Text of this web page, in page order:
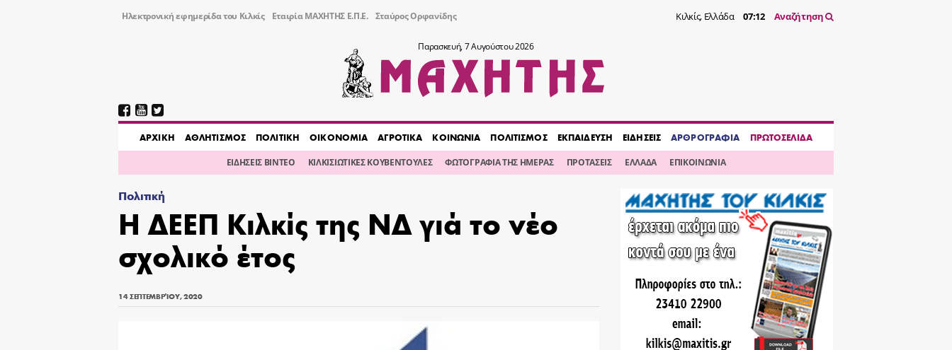
Ηλεκτρονική εφημερίδα του Κιλκίς Εταιρία ΜΑΧΗΤΗΣ Ε.Π.Ε. Σταύρος Ορφανίδης Κιλκίς, Ελλάδα 07:12 Αναζήτηση
Παρασκευή, 7 Αυγούστου 2026
AΡΧΙΚΗ ΑΘΛΗΤΙΣΜΟΣ ΠΟΛΙΤΙΚΗ ΟΙΚΟΝΟΜΙΑ ΑΓΡΟΤΙΚΑ ΚΟΙΝΩΝΙΑ ΠΟΛΙΤΙΣΜΟΣ ΕΚΠΑΙΔΕΥΣΗ ΕΙΔΗΣΕΙΣ ΑΡΘΡΟΓΡΑΦΙΑ ΠΡΩΤΟΣΕΛΙΔΑ
ΕΙΔΗΣΕΙΣ ΒΙΝΤΕΟ ΚΙΛΚΙΣΙΩΤΙΚΕΣ ΚΟΥΒΕΝΤΟΥΛΕΣ ΦΩΤΟΓΡΑΦΙΑ ΤΗΣ ΗΜΕΡΑΣ ΠΡΟΤΑΣΕΙΣ ΕΛΛΑΔΑ ΕΠΙΚΟΙΝΩΝΙΑ
Πολιτική
Η ΔΕΕΠ Κιλκίς της ΝΔ γιά το νέο
σχολικό έτος
14 ΣΕΠΤΕΜΒΡΊΟΥ, 2020